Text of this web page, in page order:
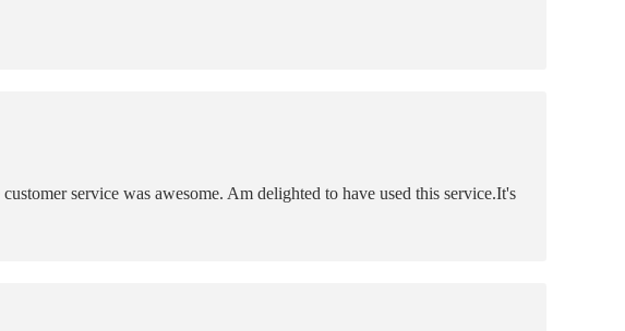
service was awesome. Am delighted to have used this service.It's